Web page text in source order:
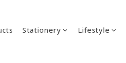
Stationery Lifestyle